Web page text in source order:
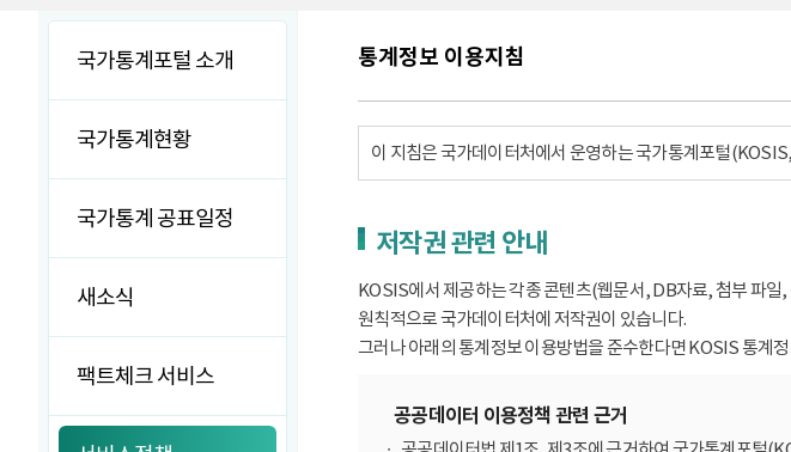
국가통계포털 소개
국가통계현황
국가통계 공표일정
새소식
팩트체크 서비스
통계정보 이용지침
이 지침은 국가데이터처에서 운영하는 국가통계포털
저작권 관련 안내
KOSIS에서 제공하는 각종 콘텐츠(웹문서, DB자료, 첨부 파
원칙적으로 국가데이터처에 저작권이 있습니다.
그러나 아래의 통계정보 이용방법을 준수한다면 KOSIS 통계
공공데이터 이용정책 관련 근거